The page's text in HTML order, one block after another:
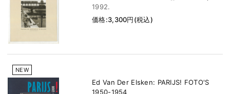
1992.
価格:3,300円(税込)
NEW
Ed Van Der Elsken: PARIJS! FOTO'S
1950-1954